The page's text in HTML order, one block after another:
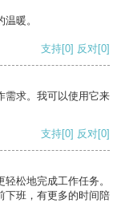
暖。
支持[0] 反对[0]
需求。我可以使用它来
支持[0] 反对[0]
松地完成工作任务。
下班，有更多的时间陪